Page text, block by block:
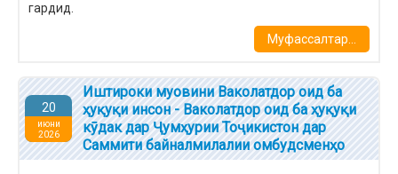
гардид.
Муфассалтар...
20
июни
2026
Иштироки муовини Ваколатдор оид ба
ҳуқуқи инсон - Ваколатдор оид ба ҳуқуқи
кӯдак дар Ҷумҳурии Тоҷикистон дар
Саммити байналмилалии омбудсменҳо